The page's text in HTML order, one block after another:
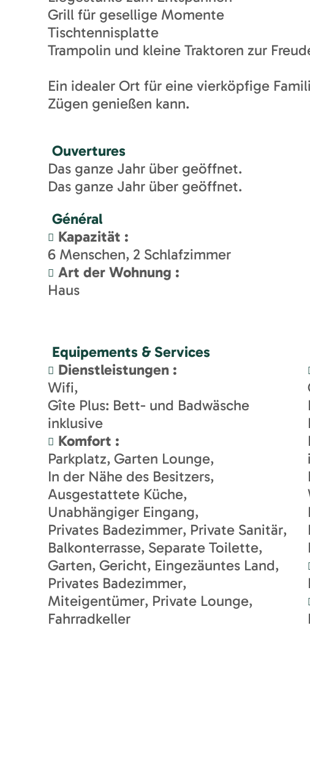
Grill für gesellige Momente
Tischtennisplatte
Trampolin und kleine Traktoren zur
Ein idealer Ort für eine vierköpfige
Zügen genießen kann.
Ouvertures
Das ganze Jahr über geöffnet.
Das ganze Jahr über geöffnet.
Général
Kapazität :
6 Menschen 2 Schlafzimmer
Art der Wohnung :
Haus
Equipements & Services
Dienstleistungen :
Wifi
Gîte Plus: Bett- und Badwäsche
inklusive
Komfort :
Parkplatz Garten Lounge
In der Nähe des Besitzers
Ausgestattete Küche
Unabhängiger Eingang
Privates Badezimmer Private Sanitär
Balkonterrasse Separate Toilette
Garten Gericht Eingezäuntes Land
Privates Badezimmer
Miteigentümer Private Lounge
Fahrradkeller